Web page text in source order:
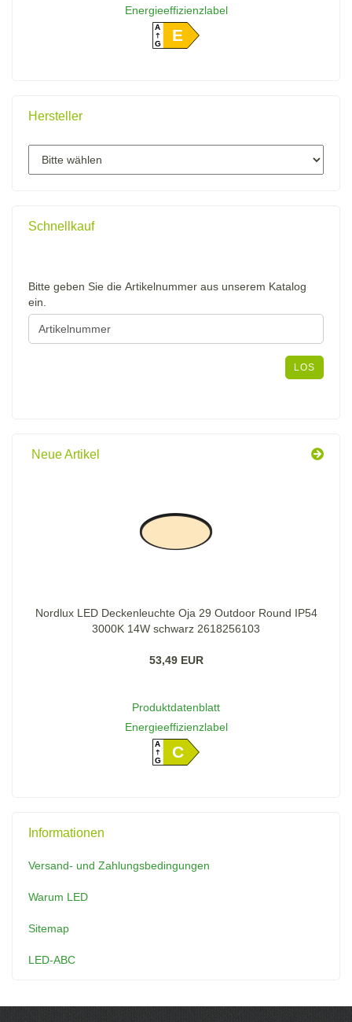
Energieeffizienzlabel
A
GE
Hersteller
Schnellkauf
BITTE
GEBEN
SIE
DIE
Bitte geben Sie die Artikelnummer aus unserem Katalog
ein.
LOS
Neue Artikel
Nordlux LED Deckenleuchte Oja 29 Outdoor Round IP54
3000K 14W schwarz 2618256103
53,49 EUR
Produktdatenblatt
Energieeffizienzlabel
A
GC
Informationen
Versand- und Zahlungsbedingungen
Warum LED
Sitemap
LED-ABC